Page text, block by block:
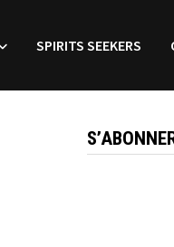
SPIRITS SEEKERS